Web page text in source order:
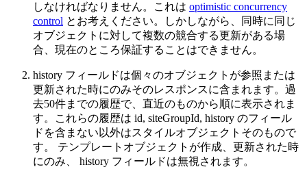
しなければなりません。これは optimistic concurrency
control とお考えください。しかしながら、同時に同じ
オブジェクトに対して複数の競合する更新がある場
合、現在のところ保証することはできません。
history フィールドは個々のオブジェクトが参照または
更新された時にのみそのレスポンスに含まれます。過
去50件までの履歴で、直近のものから順に表示されま
す。これらの履歴は id, siteGroupId, history のフィール
ドを含まない以外はスタイルオブジェクトそのもので
す。 テンプレートオブジェクトが作成、更新された時
にのみ、 history フィールドは無視されます。